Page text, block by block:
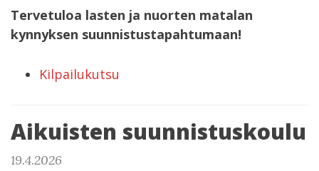
Tervetuloa lasten ja nuorten matalan
kynnyksen suunnistustapahtumaan!
Kilpailukutsu
Aikuisten suunnistuskoulu
19.4.2026